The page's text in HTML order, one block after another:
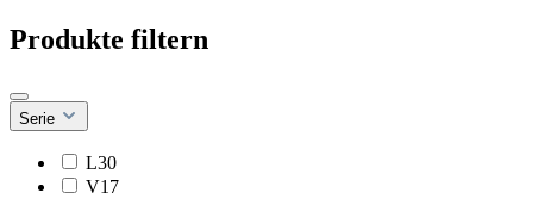
Produkte filtern
Serie
L30
V17